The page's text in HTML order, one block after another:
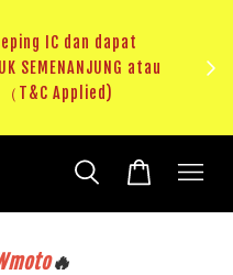
IC dan dapat
SEMENANJUNG atau
（T&C Applied)
🔥